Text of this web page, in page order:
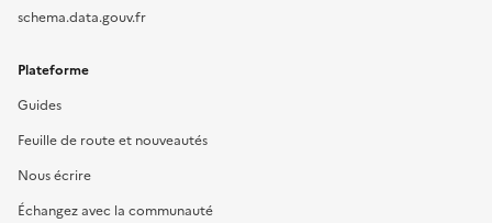
schema.data.gouv.fr
Plateforme
Guides
Feuille de route et nouveautés
Nous écrire
Échangez avec la communauté